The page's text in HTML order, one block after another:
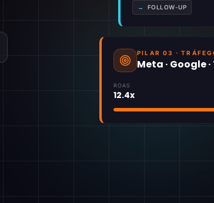
→ FOLLOW-UP
PILAR 03 ·
Meta · Google
ROAS
12.4x